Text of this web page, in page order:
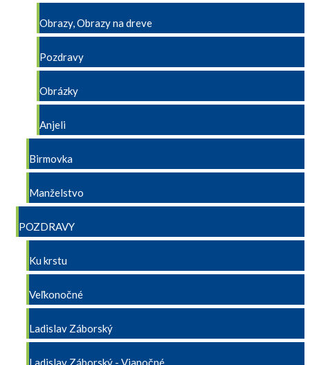
Obrazy, Obrazy na dreve
Pozdravy
Obrázky
Anjeli
Birmovka
Manželstvo
POZDRAVY
Ku krstu
Veľkonočné
Ladislav Záborský